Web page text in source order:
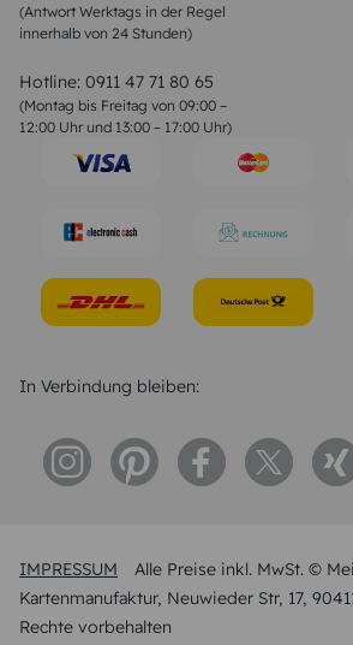
(Antwort Werktags in der Regel
innerhalb von 24 Stunden)
Hotline: 0911 47 71 80 65
(Montag bis Freitag von 09:00 –
12:00 Uhr und 13:00 – 17:00 Uhr)
Sprüche zur Konfirmation & Kommunion
Weihnachtsgedichte
Liebessprüche
Geburtstagssprüche
Trauersprüche
Konfirmation Glückwünsche
IMPRESSUM
Alle Preise inkl. MwSt. ©
Kartenmanufaktur, Neuwieder Str, 17,
Rechte vorbehalten
In Verbindung bleiben: